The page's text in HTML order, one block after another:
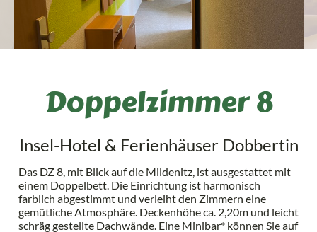
Doppelzimmer 8
Insel-Hotel & Ferienhäuser Dobbertin
Das DZ 8, mit Blick auf die Mildenitz, ist ausgestattet mit
einem Doppelbett. Die Einrichtung ist harmonisch
farblich abgestimmt und verleiht den Zimmern eine
gemütliche Atmosphäre. Deckenhöhe ca. 2,20m und leicht
schräg gestellte Dachwände. Eine Minibar* können Sie auf